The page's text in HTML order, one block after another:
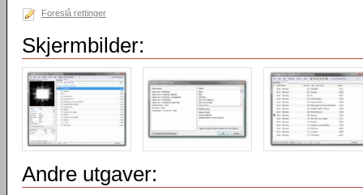
Foreslå rettinger
Skjermbilder:
Andre utgaver: